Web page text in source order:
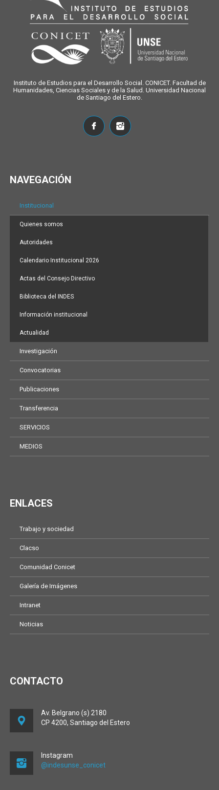
Instituto de Estudios para el Desarrollo Social. CONICET. Facultad de
Humanidades, Ciencias Sociales y de la Salud. Universidad Nacional
de Santiago del Estero.
NAVEGACIÓN
Institucional
Quienes somos
Autoridades
Calendario Institucional 2026
Actas del Consejo Directivo
Biblioteca del INDES
Información institucional
Actualidad
Investigación
Convocatorias
Publicaciones
Transferencia
SERVICIOS
MEDIOS
ENLACES
Trabajo y sociedad
Clacso
Comunidad Conicet
Galería de Imágenes
Intranet
Noticias
CONTACTO
Av. Belgrano (s) 2180
CP 4200, Santiago del Estero
Instagram
@indesunse_conicet